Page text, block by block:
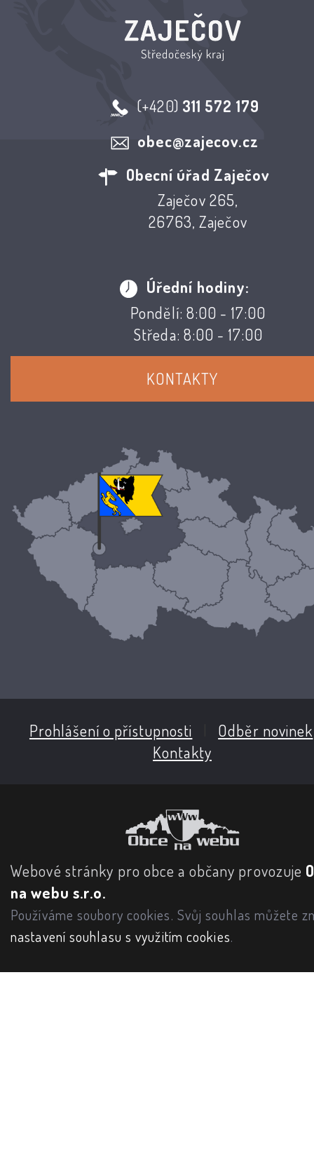
(+420) 311 572 179
obec@zajecov.cz
Obecní úřad Zaječov
Zaječov 265,
26763, Zaječov
Úřední hodiny:
Pondělí: 8:00 - 17:00
Středa: 8:00 - 17:00
KONTAKTY
Prohlášení o přístupnosti Odběr novinek
Kontakty
Webové stránky pro obce a občany provozuje
na webu s.r.o.
Používáme soubory cookies. Svůj souhlas můžete
nastavení souhlasu s využitím cookies.